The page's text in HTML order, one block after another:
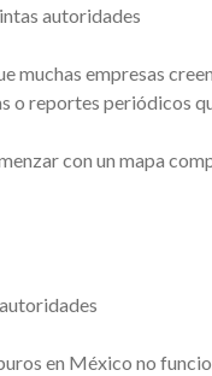
autoridades
muchas empresas
o reportes periódicos
con un mapa
en México no